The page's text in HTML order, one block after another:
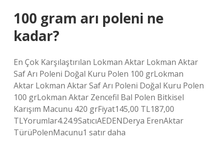
100 gram arı poleni ne
kadar?
En Çok Karşılaştırılan Lokman Aktar Lokman Aktar
Saf Arı Poleni Doğal Kuru Polen 100 grLokman
Aktar Lokman Aktar Saf Arı Poleni Doğal Kuru Polen
100 grLokman Aktar Zencefil Bal Polen Bitkisel
Karışım Macunu 420 grFiyat145,00 TL187,00
TLYorumlar4.24.9SatıcıAEDENDerya ErenAktar
TürüPolenMacunu1 satır daha